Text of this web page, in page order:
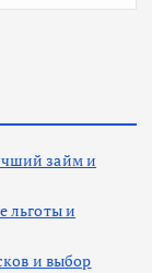
займ и
льготы и
и выбор